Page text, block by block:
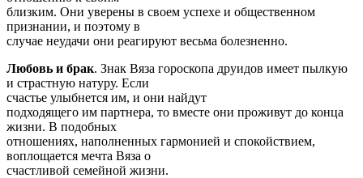
близким. Они уверены в своем успехе и общественном
признании, и поэтому в
случае неудачи они реагируют весьма болезненно.
Любовь и брак. Знак Вяза гороскопа друидов имеет пылкую
и страстную натуру. Если
счастье улыбнется им, и они найдут
подходящего им партнера, то вместе они проживут до конца
жизни. В подобных
отношениях, наполненных гармонией и спокойствием,
воплощается мечта Вяза о
счастливой семейной жизни.